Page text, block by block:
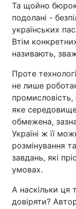
Та щойно
подолані -
українських
Втім
називають,
Проте
не лише
яке
обмежена,
Україні ж її
розмінування
завдань, які
умовах.
А наскільки ця
довіряти?